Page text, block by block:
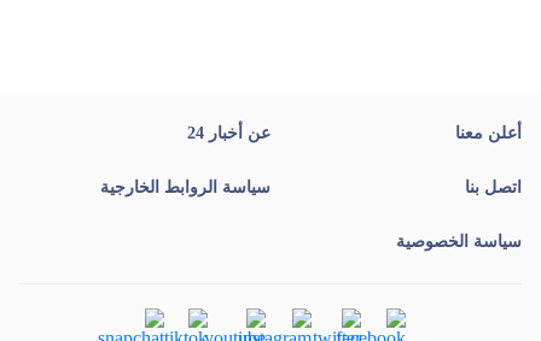
أعلن معنا عن أخبار 24
اتصل بنا سياسة الروابط الخارجية
سياسة الخصوصية